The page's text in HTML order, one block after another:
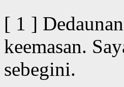
[ 1 ]
keemasan.
sebegini.